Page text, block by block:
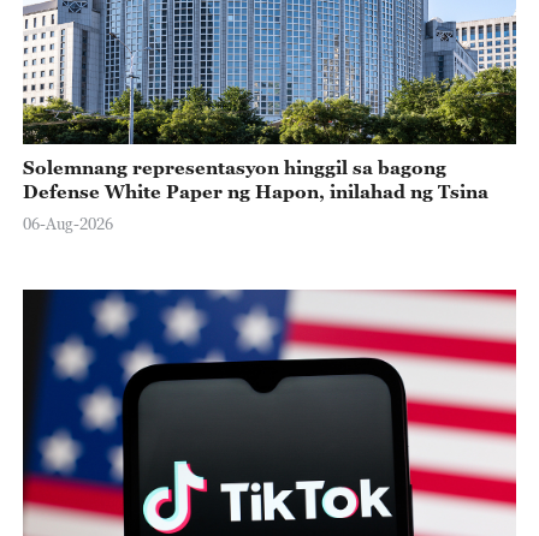
Solemnang representasyon hinggil sa bagong
Defense White Paper ng Hapon, inilahad ng Tsina
06-Aug-2026